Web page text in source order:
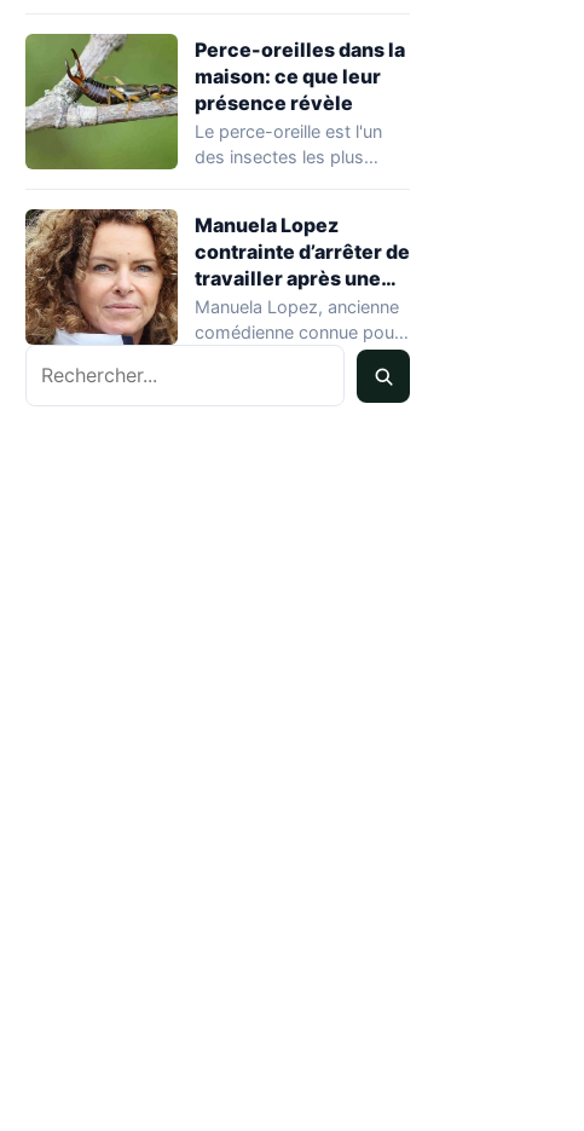
Perce-oreilles dans la
maison: ce que leur
présence révèle
Le perce-oreille est l'un
des insectes les plus
Manuela Lopez
contrainte d’arrêter de
travailler après une
rechute cardiaque
Manuela Lopez, ancienne
comédienne connue pour
son rôle dans Hélène et